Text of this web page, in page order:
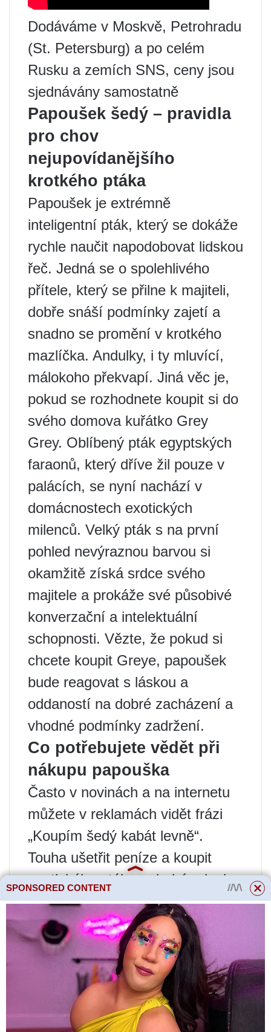
Dodáváme v Moskvě, Petrohradu
(St. Petersburg) a po celém
Rusku a zemích SNS, ceny jsou
sjednávány samostatně
Papoušek šedý – pravidla
pro chov
nejupovídanějšího
krotkého ptáka
Papoušek je extrémně
inteligentní pták, který se dokáže
rychle naučit napodobovat lidskou
řeč. Jedná se o spolehlivého
přítele, který se přilne k majiteli,
dobře snáší podmínky zajetí a
snadno se promění v krotkého
mazlíčka. Andulky, i ty mluvící,
málokoho překvapí. Jiná věc je,
pokud se rozhodnete koupit si do
svého domova kuřátko Grey
Grey. Oblíbený pták egyptských
faraonů, který dříve žil pouze v
palácích, se nyní nachází v
domácnostech exotických
milenců. Velký pták s na první
pohled nevýraznou barvou si
okamžitě získá srdce svého
majitele a prokáže své působivé
konverzační a intelektuální
schopnosti. Vězte, že pokud si
chcete koupit Greye, papoušek
bude reagovat s láskou a
oddaností na dobré zacházení a
vhodné podmínky zadržení.
Co potřebujete vědět při
nákupu papouška
Často v novinách a na internetu
můžete v reklamách vidět frázi
„Koupím šedý kabát levně“.
Touha ušetřit peníze a koupit
exotického ptáka z druhé ruky je
zcela pochopitelná, ale stojí za to
okamžitě vzít v úvahu, že
náklady na Gray nemohou být
nízké. Nedoporučuje se kupovat
opeřeného mazlíčka od
pochybných osob, protože
SPONSORED CONTENT